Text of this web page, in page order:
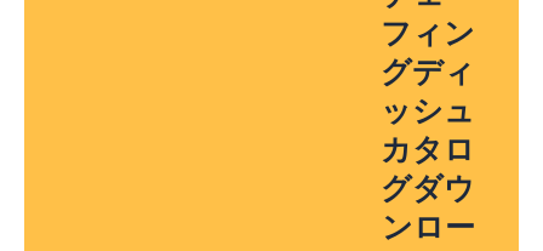
フィン
グディ
ッシュ
カタロ
グダウ
ンロー